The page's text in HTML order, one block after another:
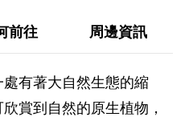
前往 周邊資訊
有著大自然生態的縮
賞到自然的原生植物，